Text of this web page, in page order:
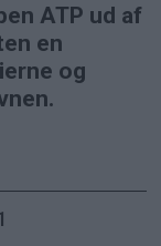
ATP ud af
en
og